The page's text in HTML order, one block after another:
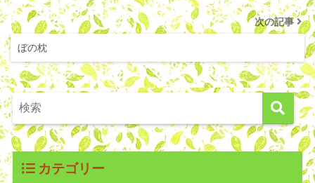
次の記事
ぼの枕
カテゴリー